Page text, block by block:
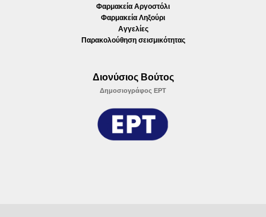
Φαρμακεία Αργοστόλι
Φαρμακεία Ληξούρι
Αγγελίες
Παρακολούθηση σεισμικότητας
Διονύσιος Βούτος
Δημοσιογράφος ΕΡΤ